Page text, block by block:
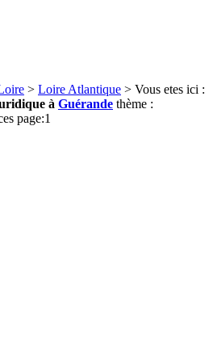
> Loire Atlantique > Vous etes ici :
à Guérande thème :
page:1